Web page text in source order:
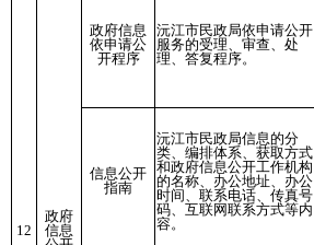
12
政府
信息
政府信息
依申请公
开程序
沅江市民政局依申请公开
服务的受理、审查、处
理、答复程序。
信息公开
指南
沅江市民政局信息的分
类、编排体系、获取方式
和政府信息公开工作机构
的名称、办公地址、办公
时间、联系电话、传真号
码、互联网联系方式等内
容。